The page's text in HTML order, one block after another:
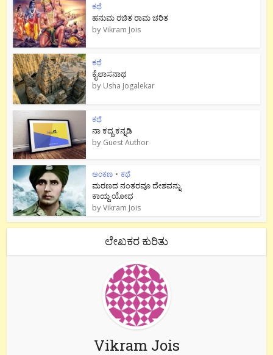
ಕಥೆ
ಹನುಮ ರಚಿತ ರಾಮ‌ ಚರಿತ
byVikram Jois
ಕಥೆ
ಕೈಲಾಸನಾಥ
by Usha Jogalekar
ಕಥೆ
ನಾ ಕದ್ದ ಕನ್ನಡಿ
by Guest Author
ಅಂಕಣ • ಕಥೆ
ಮರಣದ ನಂತರವೂ ದೇಶವನ್ನು
ಕಾಯ್ದ ಯೋಧ
byVikram Jois
ಲೇಖಕರ ಕುರಿತು
Vikram Jois